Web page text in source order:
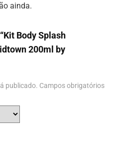
ainda.
Body Splash
200ml by
publicado. Campos obrigatórios